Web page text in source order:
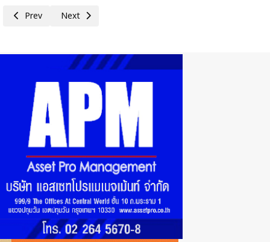
Previous article: ร่างแถลงการณ์ร่วมของนายกรัฐมนตรีไทยกับมาเลเซียในโ
Prev Next article: รายงานความคืบหน้าการเสนอตัวเป็นเจ้าภาพจั
Next